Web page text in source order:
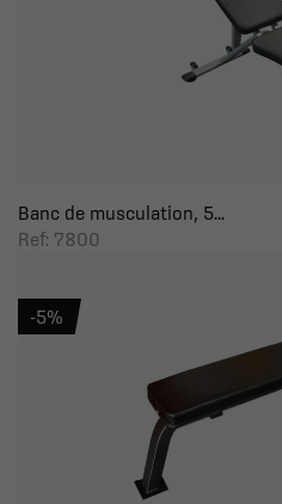
Banc de musculation, 5...
Ref: 7800
-5%